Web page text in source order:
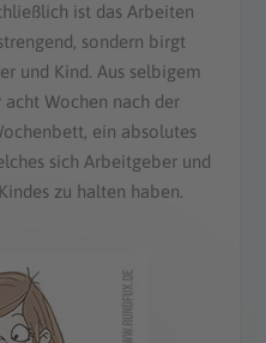
ist das Arbeiten
sondern birgt
und Kind. Aus selbigem
Wochen nach der
ein absolutes
sich Arbeitgeber und
zu halten haben.